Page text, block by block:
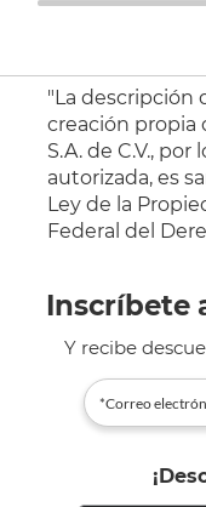
"La descripción
creación propia
S.A. de C.V.,
autorizada, es
Ley de la
Federal del
Inscríbete
Y recibe